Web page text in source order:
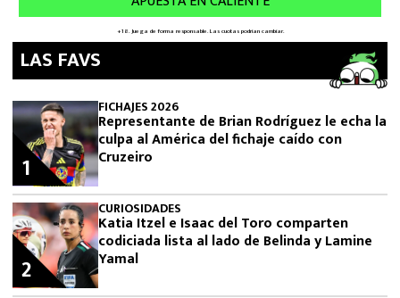
LAS FAVS
FICHAJES 2026
Representante de Brian Rodríguez le echa la
culpa al América del fichaje caído con
Cruzeiro
1
CURIOSIDADES
Katia Itzel e Isaac del Toro comparten
codiciada lista al lado de Belinda y Lamine
Yamal
2